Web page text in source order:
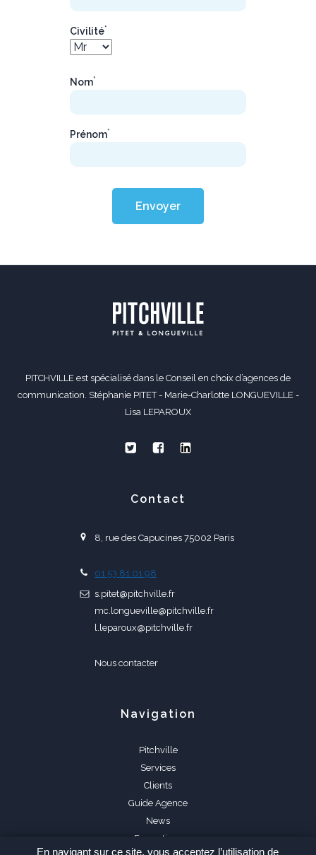
Civilité*
Nom*
Prénom*
Envoyer
PITCHVILLE est spécialisé dans le Conseil en choix d’agences de
communication. Stéphanie PITET - Marie-Charlotte LONGUEVILLE -
Lisa LEPAROUX
Contact
8, rue des Capucines 75002 Paris
01 53 81 01 98
s.pitet@pitchville.fr
mc.longueville@pitchville.fr
l.leparoux@pitchville.fr
Nous contacter
Navigation
Pitchville
Services
Clients
Guide Agence
News
Formations
En navigant sur ce site, vous acceptez l’utilisation de